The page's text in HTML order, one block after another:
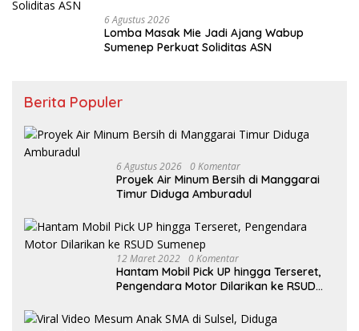
6 Agustus 2026
Lomba Masak Mie Jadi Ajang Wabup
Sumenep Perkuat Soliditas ASN
Berita Populer
6 Agustus 2026 0 Komentar
Proyek Air Minum Bersih di Manggarai
Timur Diduga Amburadul
12 Maret 2022 0 Komentar
Hantam Mobil Pick UP hingga Terseret,
Pengendara Motor Dilarikan ke RSUD